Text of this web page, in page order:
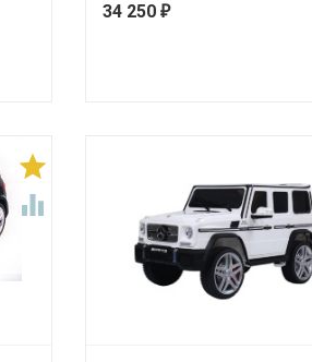
34 250₽

